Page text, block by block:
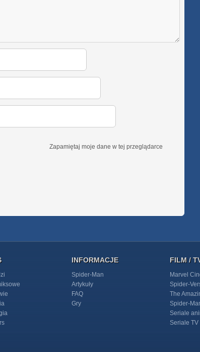
Zapamiętaj moje dane w tej przeglądarce
INFORMACJE
Spider-Man
Artykuły
FAQ
Gry
FILM /
Marvel
Spider-
The
Spider-
Seriale
Seriale TV